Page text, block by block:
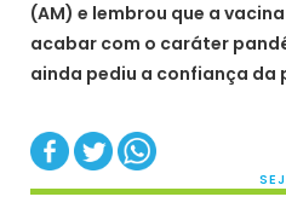
(AM) e lembrou que a
acabar com o caráter
ainda pediu a confiança da